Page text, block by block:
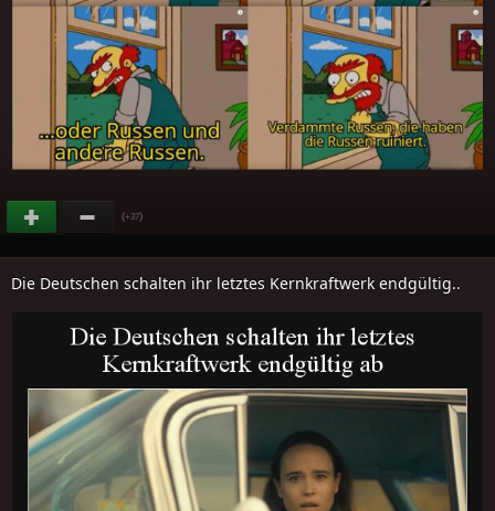
(+37)
Die Deutschen schalten ihr letztes Kernkraftwerk endgültig..